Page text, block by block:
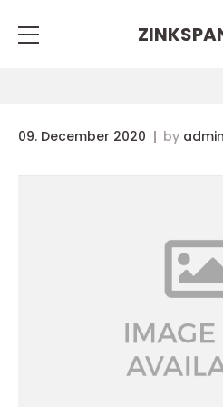
09. December 2020 by admin